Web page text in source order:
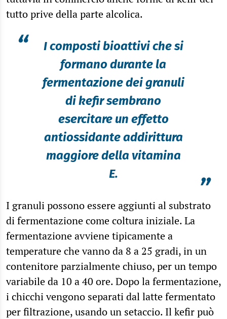
tutto prive della parte alcolica.
“
I composti bioattivi che si
formano durante la
fermentazione dei granuli
di kefir sembrano
esercitare un effetto
antiossidante addirittura
maggiore della vitamina
E.
”
I granuli possono essere aggiunti al substrato
di fermentazione come coltura iniziale. La
fermentazione avviene tipicamente a
temperature che vanno da 8 a 25 gradi, in un
contenitore parzialmente chiuso, per un tempo
variabile da 10 a 40 ore. Dopo la fermentazione,
i chicchi vengono separati dal latte fermentato
per filtrazione, usando un setaccio. Il kefir può